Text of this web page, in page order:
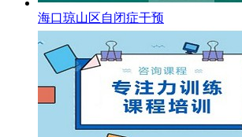
海口琼山区自闭症干预